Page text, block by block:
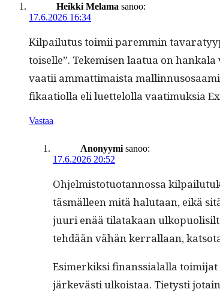
Heikki Melama sanoo:
17.6.2026 16:34
Kil­pailu­tus toimii parem­min
toiselle”. Tekemisen laat­ua on
vaatii ammat­ti­maista
fikaa­ti­ol­la eli luet­telol­la vaa­timuk­sia
Vastaa
Anonyymi sanoo:
17.6.2026 20:52
Ohjelmis­to­tuotan­nos­sa
täs­mälleen mitä halu­taan, eikä
juuri enää tilatakaan
tehdään vähän ker­ral­laan,
Esimerkik­si finanssialal­la
järkevästi ulkois­taa. Tietysti